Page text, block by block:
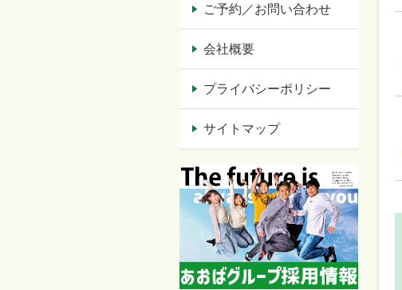
ご予約／お問い合わせ
会社概要
プライバシーポリシー
サイトマップ